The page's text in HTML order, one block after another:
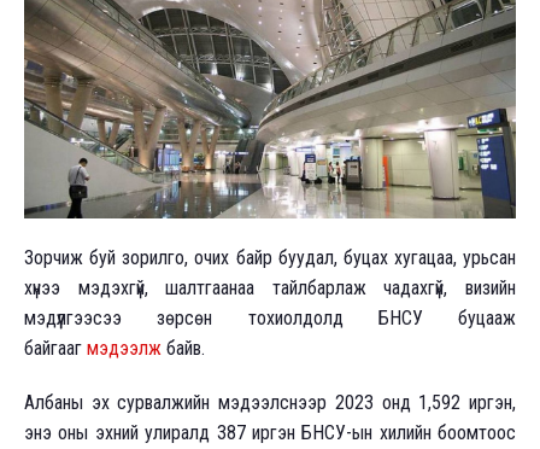
Зорчиж буй зорилго, очих байр буудал, буцах хугацаа, урьсан
хүнээ мэдэхгүй, шалтгаанаа тайлбарлаж чадахгүй, визийн
мэдүүлгээсээ зөрсөн тохиолдолд БНСУ буцааж
байгааг мэдээлж байв.
Албаны эх сурвалжийн мэдээлснээр 2023 онд 1,592 иргэн,
энэ оны эхний улиралд 387 иргэн БНСУ-ын хилийн боомтоос